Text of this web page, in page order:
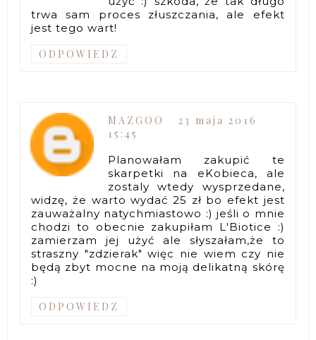
trwa sam proces złuszczania, ale efekt
jest tego wart!
ODPOWIEDZ
MAZGOO
23 maja 2016
15:45
Planowałam zakupić te
skarpetki na eKobieca, ale
zostaly wtedy wysprzedane,
widzę, że warto wydać 25 zł bo efekt jest
zauważalny natychmiastowo :) jeśli o mnie
chodzi to obecnie zakupiłam L'Biotice :)
zamierzam jej użyć ale słyszałam,że to
straszny "zdzierak" więc nie wiem czy nie
będą zbyt mocne na moją delikatną skórę
:)
ODPOWIEDZ